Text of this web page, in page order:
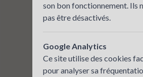
son bon fonctionnement. Ils
pas être désactivés.
Google Analytics
Ce site utilise des cookies
pour analyser sa